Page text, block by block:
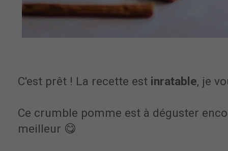
C'est prêt ! La recette est inratable, je
Ce crumble pomme est à déguster
meilleur 😋